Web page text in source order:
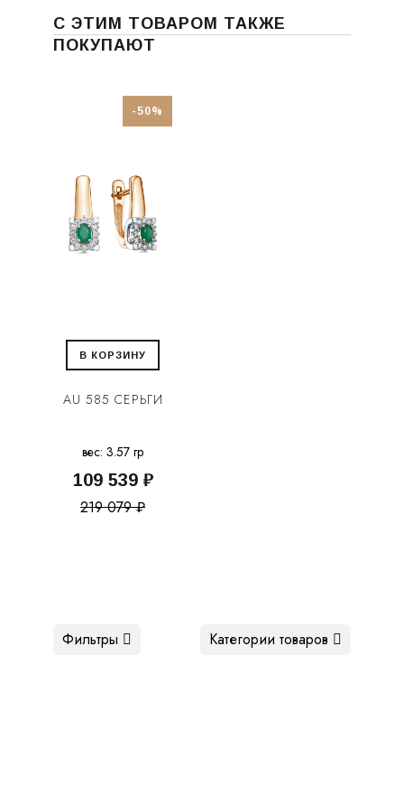
С ЭТИМ ТОВАРОМ ТАКЖЕ
ПОКУПАЮТ
-50%
В КОРЗИНУ
AU 585 СЕРЬГИ
вес: 3.57 гр
109 539 ₽
219 079 ₽
Категории товаров
Фильтры